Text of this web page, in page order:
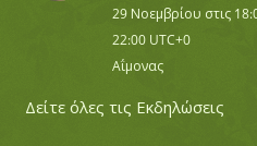
29 Νοεμβρίου στις
22:00 UTC+0
Αΐμονας
Δείτε όλες τις Εκδηλώσεις